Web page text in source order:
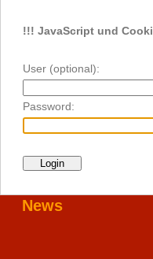
!!! JavaScript und
User (optional):
Password:
News